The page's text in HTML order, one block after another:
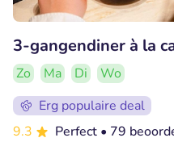
3-gangendiner à la
Zo Ma Di
Wo
Erg populaire deal
9.3
Perfect • 79